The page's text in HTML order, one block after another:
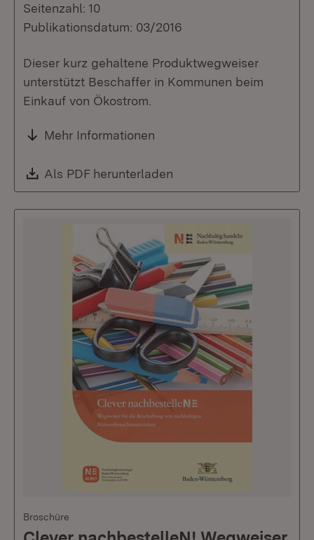
Seitenzahl: 10
Publikationsdatum: 03/2016
Dieser kurz gehaltene Produktwegweiser
unterstützt Beschaffer in Kommunen beim
Einkauf von Ökostrom.
Mehr Informationen
Download:
Als PDF herunterladen
Broschüre